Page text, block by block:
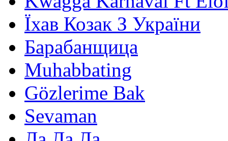
Їхав Козак З України
Барабанщица
Muhabbating
Gözlerime Bak
Sevaman